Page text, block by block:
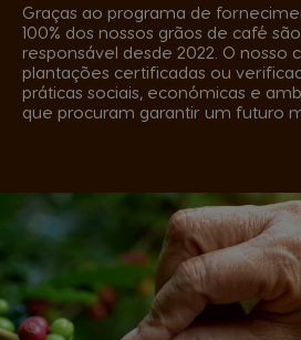
Graças ao programa de
100% dos nossos grãos de café
responsável desde 2022. O nosso
plantações certificadas ou
práticas sociais, económicas e
que procuram garantir um futuro